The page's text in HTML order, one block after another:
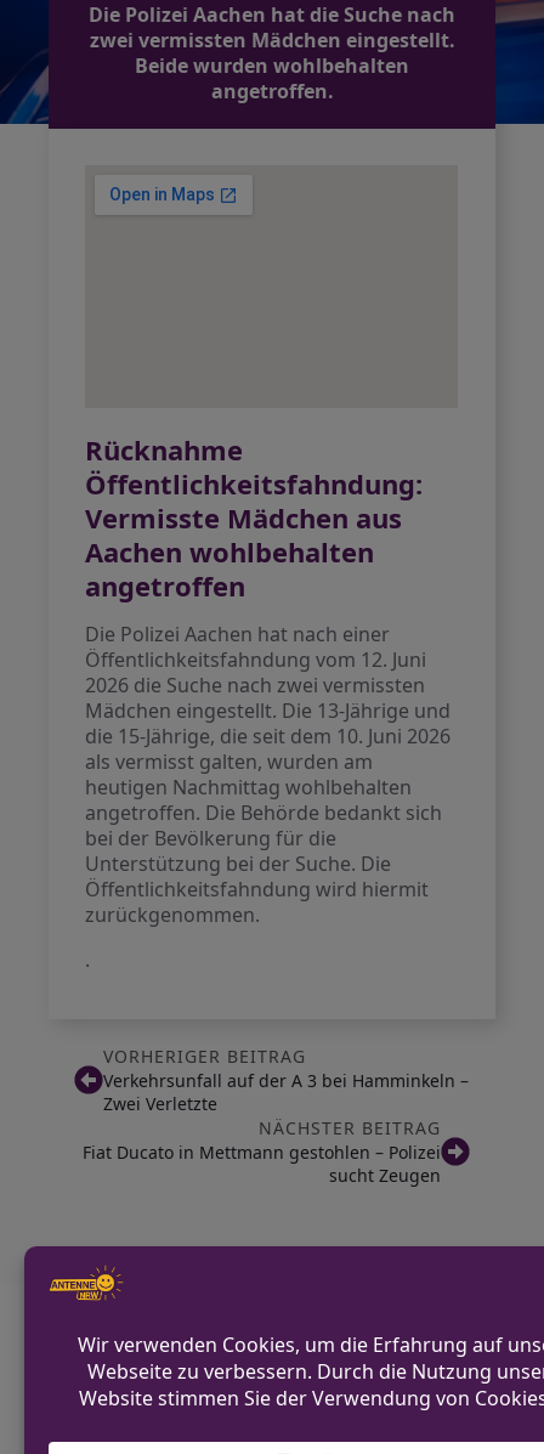
Die Polizei Aachen hat die Suche nach
zwei vermissten Mädchen eingestellt.
Beide wurden wohlbehalten
angetroffen.
Rücknahme
Öffentlichkeitsfahndung:
Vermisste Mädchen aus
Aachen wohlbehalten
angetroffen
Die Polizei Aachen hat nach einer
Öffentlichkeitsfahndung vom 12. Juni
2026 die Suche nach zwei vermissten
Mädchen eingestellt. Die 13-Jährige und
die 15-Jährige, die seit dem 10. Juni 2026
als vermisst galten, wurden am
heutigen Nachmittag wohlbehalten
angetroffen. Die Behörde bedankt sich
bei der Bevölkerung für die
Unterstützung bei der Suche. Die
Öffentlichkeitsfahndung wird hiermit
zurückgenommen.
.
VORHERIGER BEITRAG
Verkehrsunfall auf der A 3 bei Hamminkeln –
Zwei Verletzte
NÄCHSTER BEITRAG
Fiat Ducato in Mettmann gestohlen – Polizei
sucht Zeugen
Diskutiere mit!
Anonym und ganz ohne Anmeldezwang!
Alle Kommentare werden von unserer Redaktion im
Vorfeld geprüft.